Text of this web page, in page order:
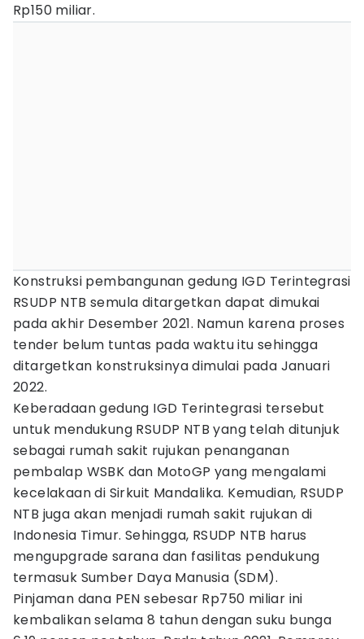
Rp150 miliar.
Konstruksi pembangunan gedung IGD Terintegrasi
RSUDP NTB semula ditargetkan dapat dimukai
pada akhir Desember 2021. Namun karena proses
tender belum tuntas pada waktu itu sehingga
ditargetkan konstruksinya dimulai pada Januari
2022.
Keberadaan gedung IGD Terintegrasi tersebut
untuk mendukung RSUDP NTB yang telah ditunjuk
sebagai rumah sakit rujukan penanganan
pembalap WSBK dan MotoGP yang mengalami
kecelakaan di Sirkuit Mandalika. Kemudian, RSUDP
NTB juga akan menjadi rumah sakit rujukan di
Indonesia Timur. Sehingga, RSUDP NTB harus
mengupgrade sarana dan fasilitas pendukung
termasuk Sumber Daya Manusia (SDM).
Pinjaman dana PEN sebesar Rp750 miliar ini
kembalikan selama 8 tahun dengan suku bunga